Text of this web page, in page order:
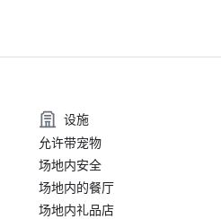
设施
允许带宠物
场地内安全
场地内的餐厅
场地内礼品店